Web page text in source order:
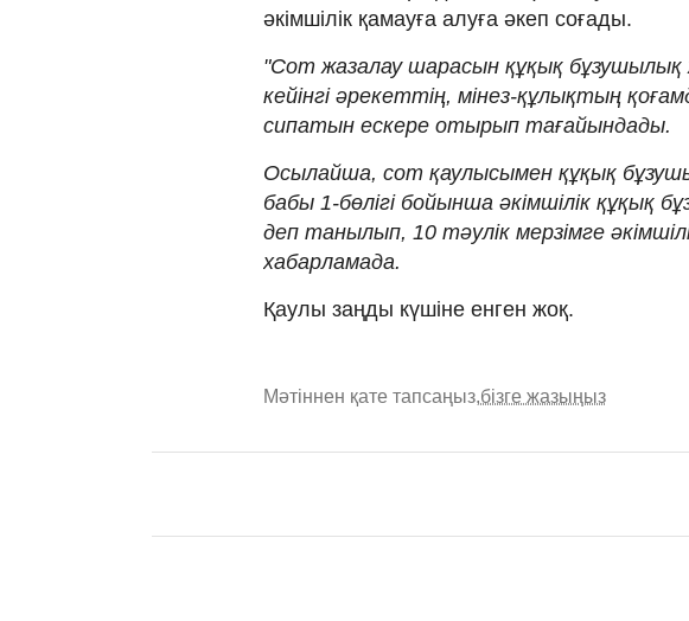
әкімшілік қамауға алуға әкеп соғады.
"Сот жазалау шарасын құқық бұзушылық
кейінгі әрекеттің, мінез-құлықтың
сипатын ескере отырып тағайындады.
Осылайша, сот қаулысымен құқық
бабы 1-бөлігі бойынша әкімшілік құқық
деп танылып, 10 тәулік мерзімге
хабарламада.
Қаулы заңды күшіне енген жоқ.
Мәтіннен қате тапсаңыз,бізге жазыңыз